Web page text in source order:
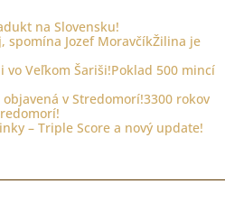
na Slovensku!
Žilina je
Poklad 500 mincí
3300 rokov
– Triple Score a nový update!